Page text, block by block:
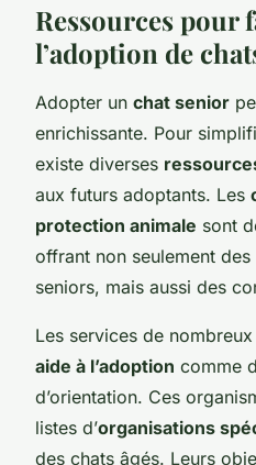
Ressources pour
l’adoption de
Adopter un chat senior
enrichissante. Pour
existe diverses
aux futurs adoptants. Les
protection animale sont
offrant non seulement
seniors, mais aussi des
Les services de
aide à l’adoption comme
d’orientation. Ces
listes d’organisations
des chats âgés. Leurs